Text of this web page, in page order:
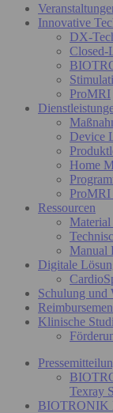
Innovative
DX-
Closed-
ProMRI
Device
Home
ProMRI
Ressourcen
Manual
Digitale
Schulung und
Klinische
Texray
BIOTRONIK